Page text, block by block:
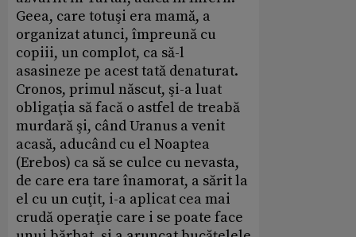
Geea, care totuşi era mamă, a
organizat atunci, împreună cu
copiii, un complot, ca să-l
asasineze pe acest tată denaturat.
Cronos, primul născut, şi-a luat
obligaţia să facă o astfel de treabă
murdară şi, când Uranus a venit
acasă, aducând cu el Noaptea
(Erebos) ca să se culce cu nevasta,
de care era tare înamorat, a sărit la
el cu un cuţit, i-a aplicat cea mai
crudă operaţie care i se poate face